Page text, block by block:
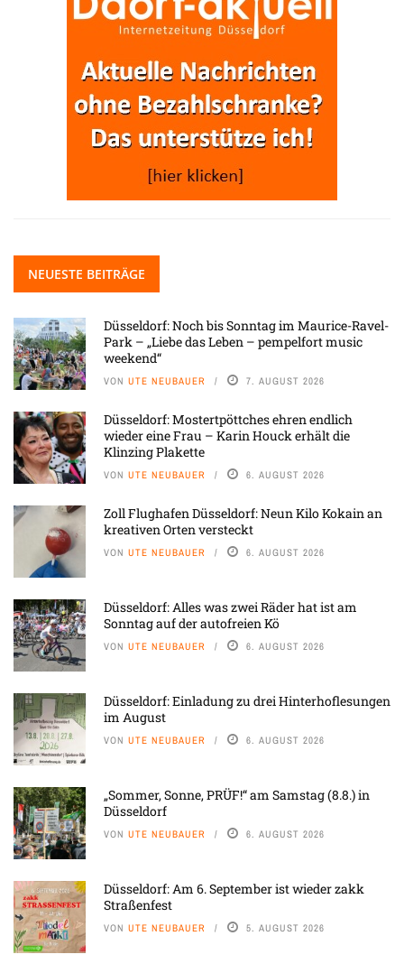
NEUESTE BEITRÄGE
Düsseldorf: Noch bis Sonntag im Maurice-Ravel-
Park – „Liebe das Leben – pempelfort music
weekend“
VON UTE NEUBAUER 7. AUGUST 2026
Düsseldorf: Mostertpöttches ehren endlich
wieder eine Frau – Karin Houck erhält die
Klinzing Plakette
VON UTE NEUBAUER 6. AUGUST 2026
Zoll Flughafen Düsseldorf: Neun Kilo Kokain an
kreativen Orten versteckt
VON UTE NEUBAUER 6. AUGUST 2026
Düsseldorf: Alles was zwei Räder hat ist am
Sonntag auf der autofreien Kö
VON UTE NEUBAUER 6. AUGUST 2026
Düsseldorf: Einladung zu drei Hinterhoflesungen
im August
VON UTE NEUBAUER 6. AUGUST 2026
„Sommer, Sonne, PRÜF!“ am Samstag (8.8.) in
Düsseldorf
VON UTE NEUBAUER 6. AUGUST 2026
Düsseldorf: Am 6. September ist wieder zakk
Straßenfest
VON UTE NEUBAUER 5. AUGUST 2026